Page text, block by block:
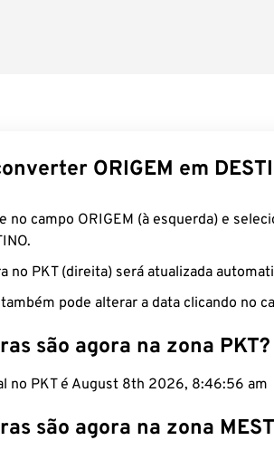
ORIGEM em
no campo ORIGEM (à esquerda) e
no PKT (direita) será atualizada
também pode alterar a data clicando no
são agora na zona PKT?
no PKT é August 8th 2026, 8:46:57 am
são agora na zona